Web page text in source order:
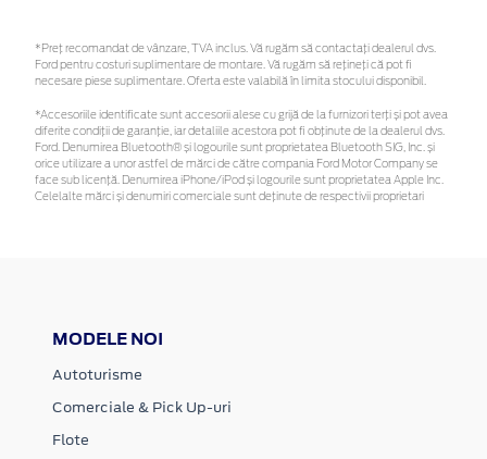
*Preţ recomandat de vânzare, TVA inclus. Vă rugăm să contactaţi dealerul dvs.
Ford pentru costuri suplimentare de montare. Vă rugăm să rețineți că pot fi
necesare piese suplimentare. Oferta este valabilă în limita stocului disponibil.
*Accesoriile identificate sunt accesorii alese cu grijă de la furnizori terți și pot avea
diferite condiții de garanție, iar detaliile acestora pot fi obținute de la dealerul dvs.
Ford. Denumirea Bluetooth® și logourile sunt proprietatea Bluetooth SIG, Inc. și
orice utilizare a unor astfel de mărci de către compania Ford Motor Company se
face sub licență. Denumirea iPhone/iPod și logourile sunt proprietatea Apple Inc.
Celelalte mărci și denumiri comerciale sunt deținute de respectivii proprietari
MODELE NOI
Autoturisme
Comerciale & Pick Up-uri
Flote